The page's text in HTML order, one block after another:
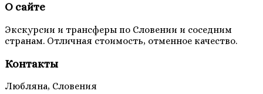
О сайте
Экскурсии и трансферы по Словении и соседним
странам. Отличная стоимость, отменное качество.
Контакты
Любляна, Словения